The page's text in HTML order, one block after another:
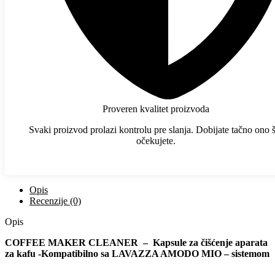
Proveren kvalitet proizvoda
Svaki proizvod prolazi kontrolu pre slanja. Dobijate tačno ono
očekujete.
Opis
Recenzije (0)
Opis
COFFEE MAKER CLEANER – Kapsule za čišćenje aparata
za kafu -Kompatibilno sa LAVAZZA AMODO MIO – sistemom